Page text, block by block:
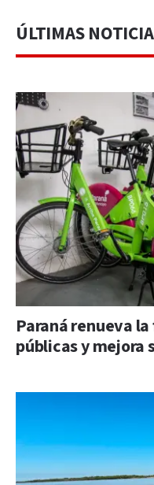
ÚLTIMAS
Paraná renueva
públicas y mejora